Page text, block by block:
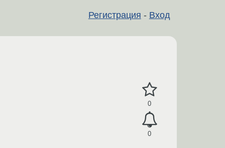
Регистрация - Вход
0
0